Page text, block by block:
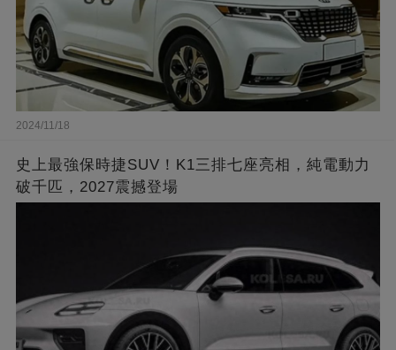
2024/11/18
史上最強保時捷SUV！K1三排七座亮相，純電動力
破千匹，2027震撼登場